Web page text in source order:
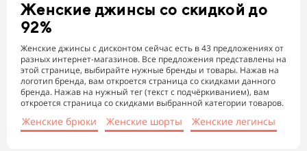
Женские джинсы со скидкой до
92%
Женские джинсы с дисконтом сейчас есть в 43 предложениях от
разных интернет-магазинов. Все предложения представлены на
этой странице, выбирайте нужные бренды и товары. Нажав на
логотип бренда, вам откроется страница со скидками данного
бренда. Нажав на нужный тег (текст с подчёркиванием), вам
откроется страница со скидками выбранной категории товаров.
Женские брюки Женские шорты Женские легинсы